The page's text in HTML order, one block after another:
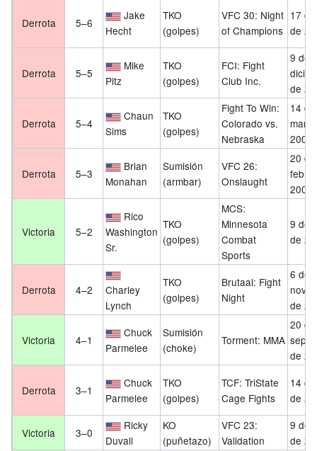
Derrota 5–6
Jake
Hecht
TKO
(golpes)
VFC 30: Night
of Champions
17
de
Derrota 5–5
Mike
Pitz
TKO
(golpes)
FCI: Fight
Club Inc.
9 de
de
Derrota 5–4
Chaun
Sims
TKO
(golpes)
Fight To Win:
Colorado vs.
Nebraska
14 de
2009
Derrota 5–3
Brian
Monahan
Sumisión
(armbar)
VFC 26:
Onslaught
20 de
2009
Victoria 5–2
Rico
Washington
Sr.
TKO
(golpes)
MCS:
Minnesota
Combat
Sports
9 de
de
Derrota 4–2
Charley
Lynch
TKO
(golpes)
Brutaal: Fight
Night
6 de
de
Victoria 4–1
Chuck
Parmelee
Sumisión
(choke)
Torment: MMA
20 de
de
Derrota 3–1
Chuck
Parmelee
TKO
(golpes)
TCF: TriState
Cage Fights
14
de
Victoria 3–0
Ricky
Duvall
KO
(puñetazo)
VFC 23:
Validation
9 de
de